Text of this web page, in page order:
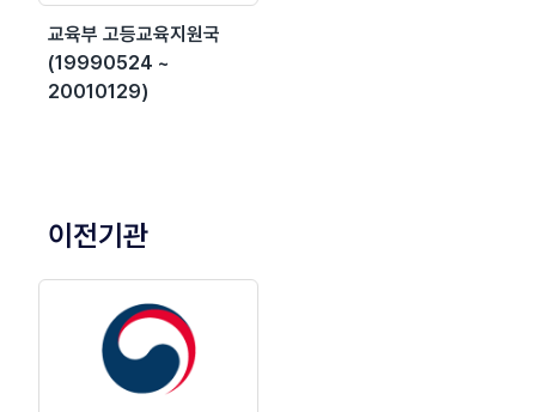
교육부 고등교육지원국
(19990524 ~
20010129)
이전기관